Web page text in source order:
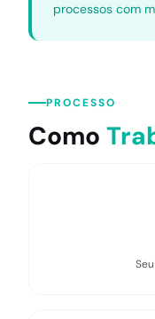
processos com
PROCESSO
Como